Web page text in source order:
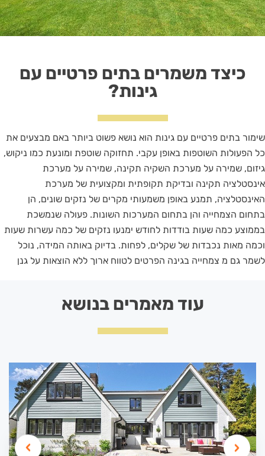
כיצד משמרים בתים פרטיים עם
גינות?
שימור בתים פרטיים עם גינות הוא נושא פשוט ביותר באם מבצעים את
כל הפעולות השוטפות באופן עקבי. תחזוקה שוטפת ומונעת כמו ניקוש,
גיזום, שמירה על מערכת השקיה תקינה, שמירה על מערכת
אינסטלציה תקינה ובדיקת תקופתית ומקצועית של מערכת
האינסטלציה, תמנע באופן משמעותי מקרים של נזקים שונים, הן
בתחום הצמחייה והן בתחום המערכות השונות. פעולה שנמשכת
בממוצע כמה שעות בודדות לחודש ימנעו נזקים של כמה עשרות שעות
וכמה מאות נכבדות של שקלים, לפחות. בדיוק באותה המידה, נוכל
לשמר גם מ צמחייה בגינה הפרטים לטווח ארוך ללא הוצאות על גנן
עוד מאמרים בנושא